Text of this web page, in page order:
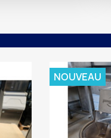
NOUVEAU